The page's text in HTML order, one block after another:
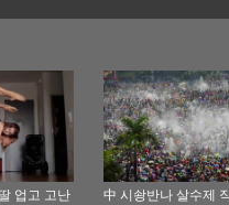
업고 고난
中 시솽반나 살수제